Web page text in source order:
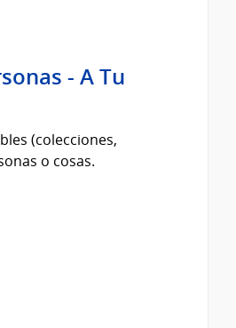
- A Tu
(colecciones,
o cosas.